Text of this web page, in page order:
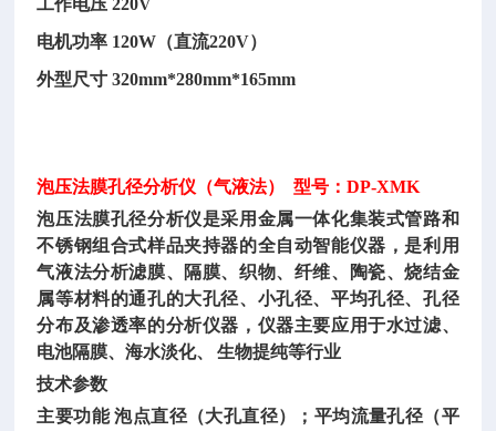
工作电压 220V
电机功率 120W（直流220V）
外型尺寸 320mm*280mm*165mm
泡压法膜孔径分析仪（气液法）
型号：DP-XMK
泡压法膜孔径分析仪是采用金属一体化集装式管路和
不锈钢组合式样品夹持器的全自动智能仪器，是利用
气液法分析滤膜、隔膜、织物、纤维、陶瓷、烧结金
属等材料的通孔的大孔径、小孔径、平均孔径、孔径
分布及渗透率的分析仪器，仪器主要应用于水过滤、
电池隔膜、海水淡化、
生物提纯等行业
技术参数
主要功能 泡点直径（大孔直径）；平均流量孔径（平